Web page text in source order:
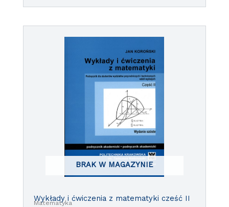
BRAK W MAGAZYNIE
Matematyka
Wykłady i ćwiczenia z matematyki cześć II